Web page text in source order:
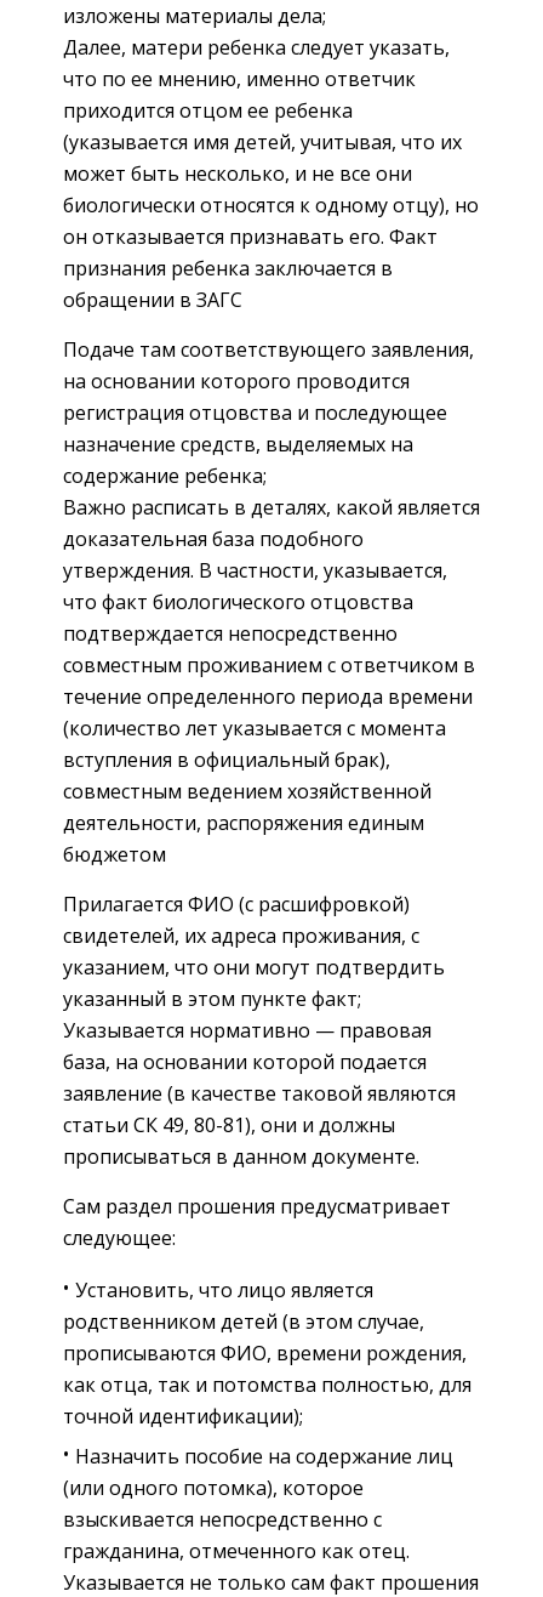
изложены материалы дела;
Далее, матери ребенка следует указать,
что по ее мнению, именно ответчик
приходится отцом ее ребенка
(указывается имя детей, учитывая, что их
может быть несколько, и не все они
биологически относятся к одному отцу), но
он отказывается признавать его. Факт
признания ребенка заключается в
обращении в ЗАГС
Подаче там соответствующего заявления,
на основании которого проводится
регистрация отцовства и последующее
назначение средств, выделяемых на
содержание ребенка;
Важно расписать в деталях, какой является
доказательная база подобного
утверждения. В частности, указывается,
что факт биологического отцовства
подтверждается непосредственно
совместным проживанием с ответчиком в
течение определенного периода времени
(количество лет указывается с момента
вступления в официальный брак),
совместным ведением хозяйственной
деятельности, распоряжения единым
бюджетом
Прилагается ФИО (с расшифровкой)
свидетелей, их адреса проживания, с
указанием, что они могут подтвердить
указанный в этом пункте факт;
Указывается нормативно — правовая
база, на основании которой подается
заявление (в качестве таковой являются
статьи СК 49, 80-81), они и должны
прописываться в данном документе.
Сам раздел прошения предусматривает
следующее:
Установить, что лицо является
родственником детей (в этом случае,
прописываются ФИО, времени рождения,
как отца, так и потомства полностью, для
точной идентификации);
Назначить пособие на содержание лиц
(или одного потомка), которое
взыскивается непосредственно с
гражданина, отмеченного как отец.
Указывается не только сам факт прошения